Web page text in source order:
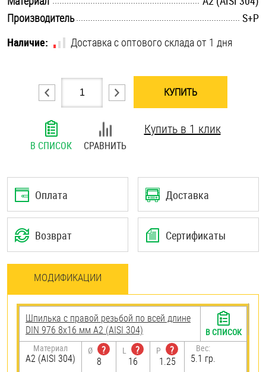
Хомуты
Шайбы
Шпильки
Шплинты
Штифты и пальцы
Производитель
S+P
Наличие:
Доставка с оптового склада от 1 дня
КУПИТЬ
В СПИСОК СРАВНИТЬ
Купить в 1 клик
Оплата Доставка
Возврат Сертификаты
МОДИФИКАЦИИ
Шпилька с правой резьбой по всей длине
DIN 976 8х16 мм А2 (AISI 304)
Материал
А2 (AISI 304)
Ø
?
8
L
?
16
P
?
1.25
Вес:
5.1 гр.
В СПИСОК